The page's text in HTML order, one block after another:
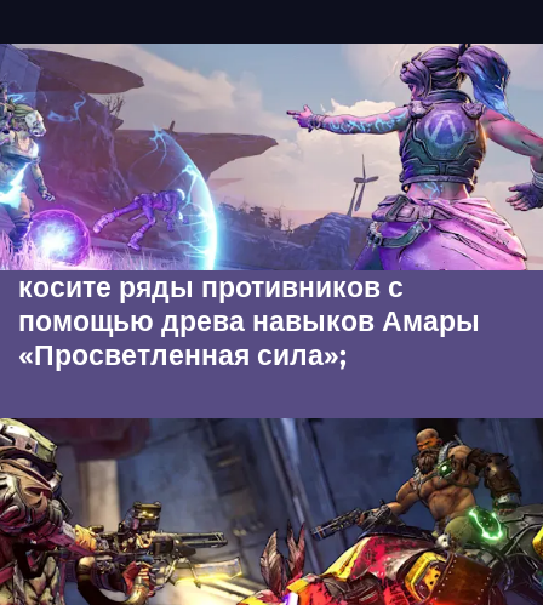
косите ряды противников с
помощью древа навыков Амары
«Просветленная сила»;